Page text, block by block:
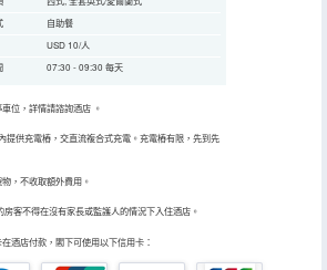
自助餐
USD 10/人
07:30 - 09:30 每天
位，詳情請諮詢酒店 。
提供充電樁，交直流複合式充電。充電樁有限，先到先
，不收取額外費用。
房客不得在沒有家長或監護人的情況下入住酒店。
酒店付款，閣下可使用以下信用卡：